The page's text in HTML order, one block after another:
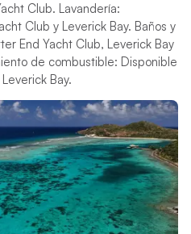
Club. Lavandería:
Club y Leverick Bay. Baños y
End Yacht Club, Leverick Bay
de combustible: Disponible
Bay.